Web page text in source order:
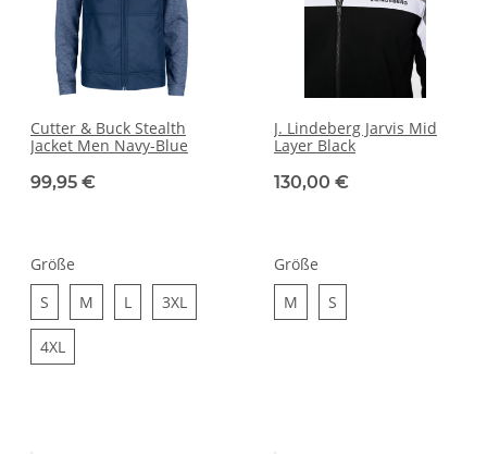
Cutter & Buck Stealth
Jacket Men Navy-Blue
99,95 €
Größe
S
M L 3XL
4XL
J. Lindeberg Jarvis Mid
Layer Black
130,00 €
Größe
M
S